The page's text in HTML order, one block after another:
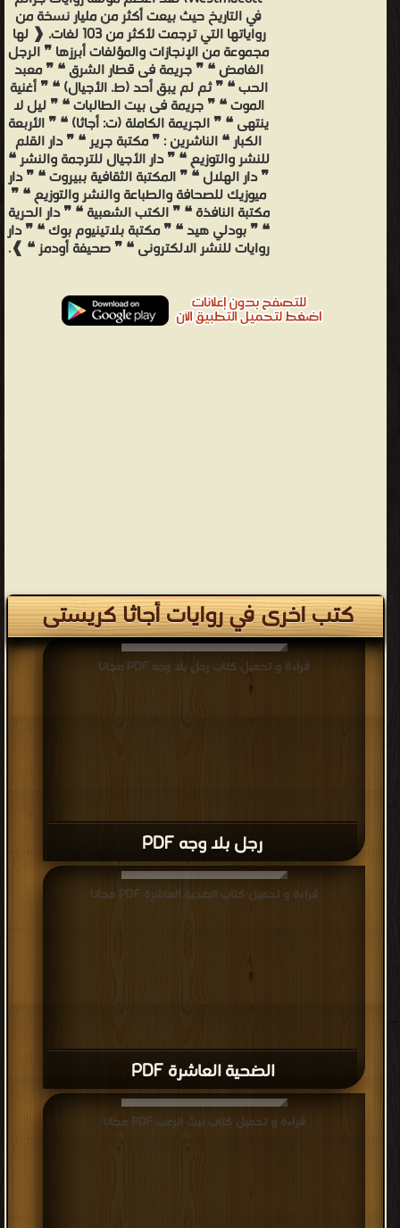
في التاريخ حيث بيعت أكثر من مليار نسخة من
رواياتها التي ترجمت لأكثر من 103 لغات. ❰ لها
مجموعة من الإنجازات والمؤلفات أبرزها ❞ الرجل
الغامض ❝ ❞ جريمة فى قطار الشرق ❝ ❞ معبد
الحب ❝ ❞ ثم لم يبق أحد (ط. الأجيال) ❝ ❞ أغنية
الموت ❝ ❞ جريمة فى بيت الطالبات ❝ ❞ ليل لا
ينتهى ❝ ❞ الجريمة الكاملة (ت: أجاثا) ❝ ❞ الأربعة
الكبار ❝ الناشرين : ❞ مكتبة جرير ❝ ❞ دار القلم
للنشر والتوزيع ❝ ❞ دار الأجيال للترجمة والنشر ❝
❞ دار الهلال ❝ ❞ المكتبة الثقافية ببيروت ❝ ❞ دار
ميوزيك للصحافة والطباعة والنشر والتوزيع ❝ ❞
مكتبة النافذة ❝ ❞ الكتب الشعبية ❝ ❞ دار الحرية
❝ ❞ بودلي هيد ❝ ❞ مكتبة بلاتينيوم بوك ❝ ❞ دار
روايات للنشر الالكترونى ❝ ❞ صحيفة أودمز ❝ ❱.
كتب اخرى في روايات أجاثا كريستى
رجل بلا وجه PDF
قراءة و تحميل كتاب رجل بلا وجه PDF مجانا
الضحية العاشرة PDF
قراءة و تحميل كتاب الضحية العاشرة PDF مجانا
قراءة و تحميل كتاب بيت الرعب PDF مجانا